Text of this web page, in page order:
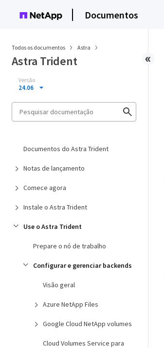
Documentos
Todos os documentos Astra
Astra Trident
Versão
24.06
Documentos do Astra Trident
Notas de lançamento
Comece agora
Instale o Astra Trident
Use o Astra Trident
Prepare o nó de trabalho
Configurar e gerenciar backends
Visão geral
Azure NetApp Files
Google Cloud NetApp volumes
Cloud Volumes Service para